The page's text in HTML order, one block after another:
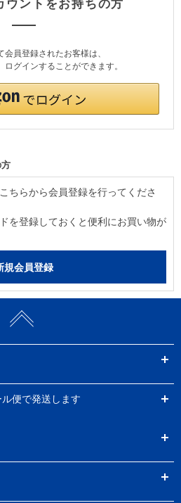
ントをお持ちの方
員登録されたお客様は、
グインすることができます。
ちらから会員登録を行ってくださ
を登録しておくと便利にお買い物が
便で発送します